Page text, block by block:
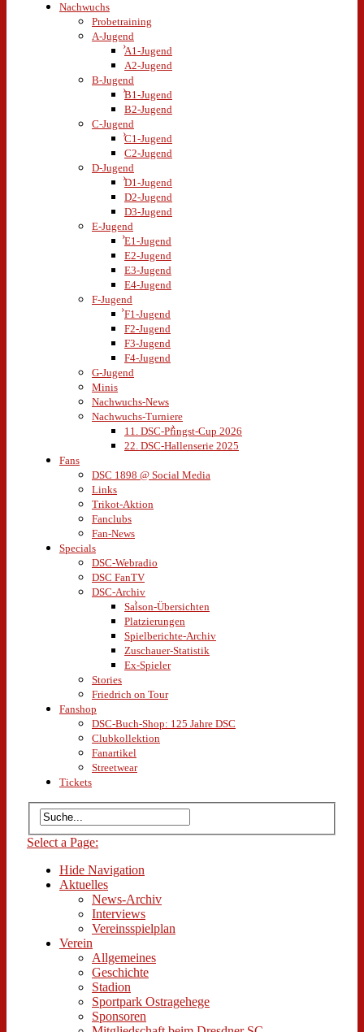
Nachwuchs
Probetraining
A-Jugend
A1-Jugend
A2-Jugend
B-Jugend
B1-Jugend
B2-Jugend
C-Jugend
C1-Jugend
C2-Jugend
D-Jugend
D1-Jugend
D2-Jugend
D3-Jugend
E-Jugend
E1-Jugend
E2-Jugend
E3-Jugend
E4-Jugend
F-Jugend
F1-Jugend
F2-Jugend
F3-Jugend
F4-Jugend
G-Jugend
Minis
Nachwuchs-News
Nachwuchs-Turniere
11. DSC-Pfingst-Cup 2026
22. DSC-Hallenserie 2025
Fans
DSC 1898 @ Social Media
Links
Trikot-Aktion
Fanclubs
Fan-News
Specials
DSC-Webradio
DSC FanTV
DSC-Archiv
Saison-Übersichten
Platzierungen
Spielberichte-Archiv
Zuschauer-Statistik
Ex-Spieler
Stories
Friedrich on Tour
Fanshop
DSC-Buch-Shop: 125 Jahre DSC
Clubkollektion
Fanartikel
Streetwear
Tickets
Select a Page:
Hide Navigation
Aktuelles
News-Archiv
Interviews
Vereinsspielplan
Verein
Allgemeines
Geschichte
Stadion
Sportpark Ostragehege
Sponsoren